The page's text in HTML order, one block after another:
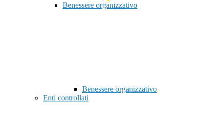
Benessere organizzativo
Benessere organizzativo
Enti controllati